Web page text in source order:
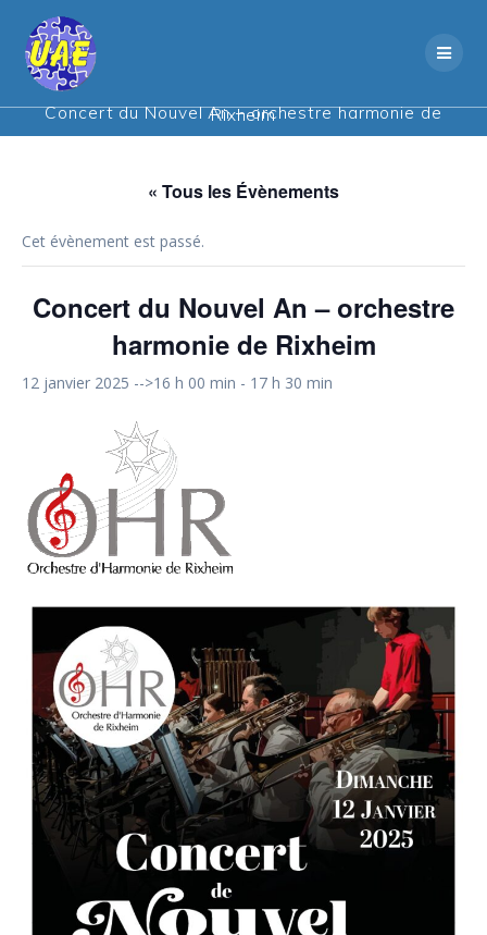
Concert du Nouvel An – orchestre harmonie de Rixheim
« Tous les Évènements
Cet évènement est passé.
Concert du Nouvel An – orchestre
harmonie de Rixheim
12 janvier 2025 -->16 h 00 min - 17 h 30 min